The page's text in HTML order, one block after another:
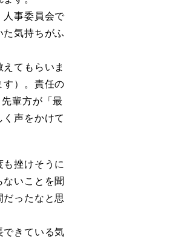
人事委員会で
気持ちがふ
てもらいま
）。責任の
輩方が「最
声をかけて
挫けそうに
いことを聞
ったなと思
きている気